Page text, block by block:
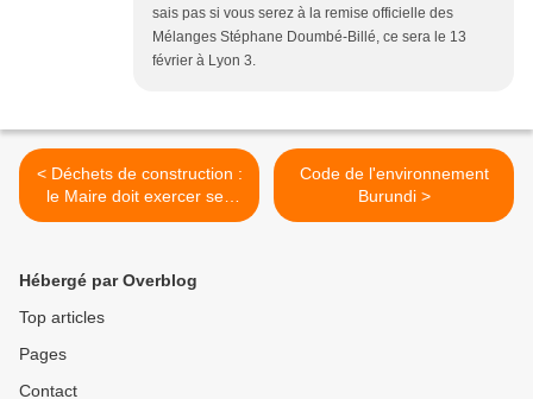
sais pas si vous serez à la remise officielle des
Mélanges Stéphane Doumbé-Billé, ce sera le 13
février à Lyon 3.
< Déchets de construction :
le Maire doit exercer ses
pouvoirs de police (Conseil
Code de l'environnement
Burundi >
Hébergé par Overblog
Top articles
Pages
Contact